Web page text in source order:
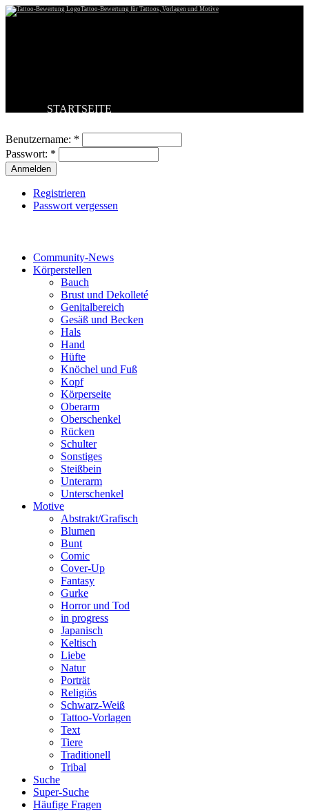
Tattoo-Bewertung für Tattoos, Vorlagen und Motive
STARTSEITE
BESTE TATTOOS
NEUESTE TATTOOS
KOMMENTARE
FORUM
Benutzername: *
Passwort: *
Registrieren
Passwort vergessen
Community-News
Körperstellen
Bauch
Brust und Dekolleté
Genitalbereich
Gesäß und Becken
Hals
Hand
Hüfte
Knöchel und Fuß
Kopf
Körperseite
Oberarm
Oberschenkel
Rücken
Schulter
Sonstiges
Steißbein
Unterarm
Unterschenkel
Motive
Abstrakt/Grafisch
Blumen
Bunt
Comic
Cover-Up
Fantasy
Gurke
Horror und Tod
in progress
Japanisch
Keltisch
Liebe
Natur
Porträt
Religiös
Schwarz-Weiß
Tattoo-Vorlagen
Text
Tiere
Traditionell
Tribal
Suche
Super-Suche
Häufige Fragen